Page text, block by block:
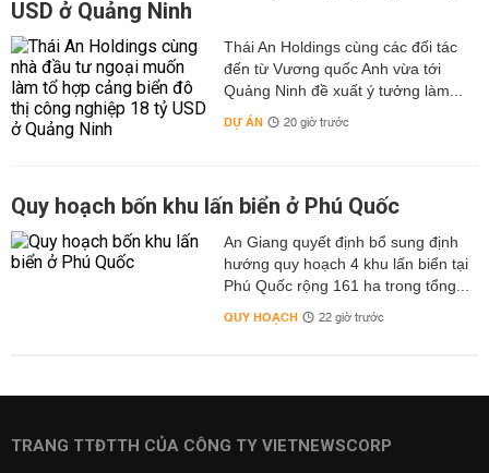
USD ở Quảng Ninh
Thái An Holdings cùng các đối tác
đến từ Vương quốc Anh vừa tới
Quảng Ninh đề xuất ý tưởng làm...
DỰ ÁN 20 giờ trước
Quy hoạch bốn khu lấn biển ở Phú Quốc
An Giang quyết định bổ sung định
hướng quy hoạch 4 khu lấn biển tại
Phú Quốc rộng 161 ha trong tổng...
QUY HOẠCH 22 giờ trước
TRANG TTĐTTH CỦA CÔNG TY VIETNEWSCORP